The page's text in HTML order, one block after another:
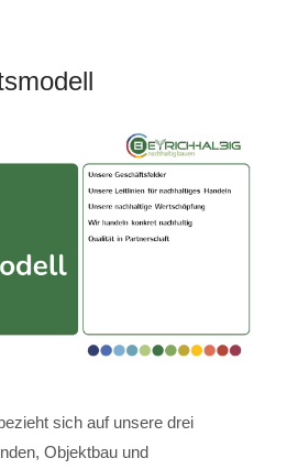
sich auf unsere drei
Objektbau und